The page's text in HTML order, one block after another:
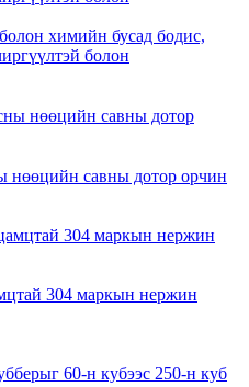
химийн бусад бодис,
болон
савны дотор орчин
304 маркын нержин